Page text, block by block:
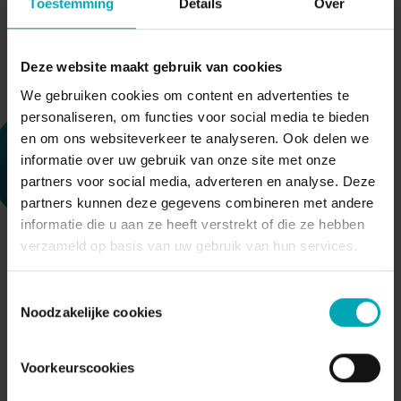
Toestemming Details Over
Deze website maakt gebruik van cookies
We gebruiken cookies om content en advertenties te
personaliseren, om functies voor social media te bieden
en om ons websiteverkeer te analyseren. Ook delen we
informatie over uw gebruik van onze site met onze
partners voor social media, adverteren en analyse. Deze
partners kunnen deze gegevens combineren met andere
informatie die u aan ze heeft verstrekt of die ze hebben
verzameld op basis van uw gebruik van hun services.
Noodzakelijke cookies
Voorkeurscookies
Slimme postcode-check met krachtige